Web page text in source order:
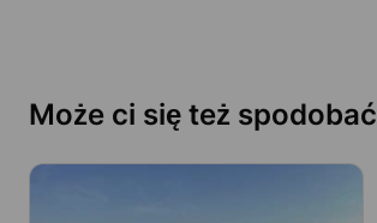
Może ci się też spodobać